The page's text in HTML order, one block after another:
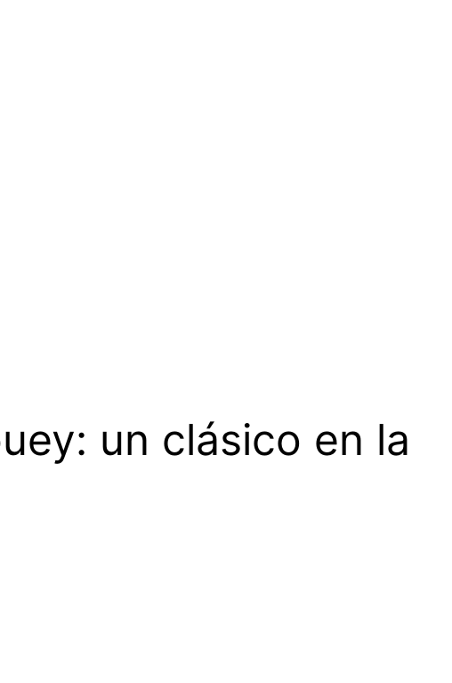
un clásico en la